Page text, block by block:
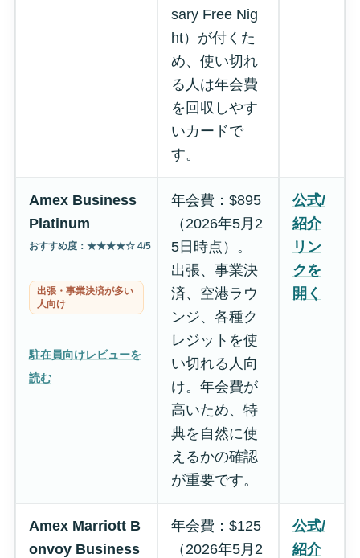
sary Free Nig
ht）が付くた
め、使い切れ
る人は年会費
を回収しやす
いカードで
す。
Amex Business
Platinum
おすすめ度：★★★★☆ 4/5
出張・事業決済が多い
人向け
駐在員向けレビューを
読む
年会費：$895
（2026年5月2
5日時点）。
出張、事業決
済、空港ラウ
ンジ、各種ク
レジットを使
い切れる人向
け。年会費が
高いため、特
典を自然に使
えるかの確認
が重要です。
公式/
紹介
リン
クを
開く
Amex Marriott B
onvoy Business
年会費：$125
（2026年5月2
公式/
紹介